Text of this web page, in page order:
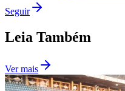
São Paulo
Seguir
Leia Também
Ver mais